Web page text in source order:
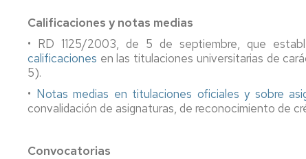
Calificaciones y notas medias
• RD 1125/2003, de 5 de septiembre, que
calificaciones en las titulaciones universitarias de
5).
• Notas medias en titulaciones oficiales y sobre
convalidación de asignaturas, de reconocimiento de
Convocatorias